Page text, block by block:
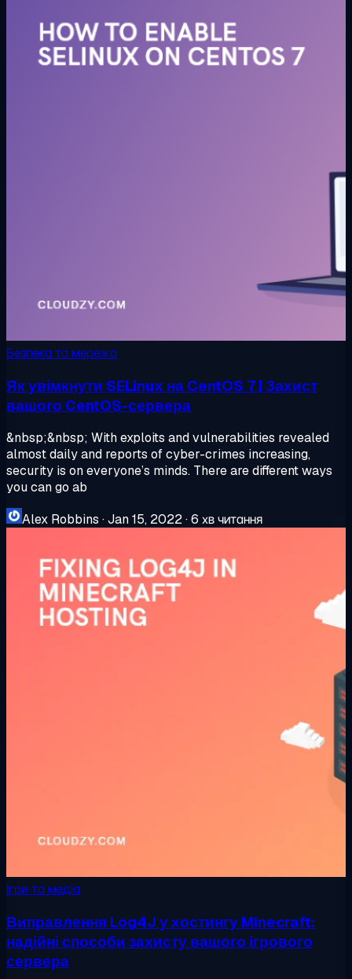
Безпека та мережа
Як увімкнути SELinux на CentOS 7 | Захист
вашого CentOS-сервера
&nbsp;&nbsp; With exploits and vulnerabilities revealed
almost daily and reports of cyber-crimes increasing,
security is on everyone’s minds. There are different ways
you can go ab
Alex Robbins ·Jan 15, 2022·6 хв читання
Ігри та медіа
Виправлення Log4J у хостингу Minecraft:
надійні способи захисту вашого ігрового
сервера